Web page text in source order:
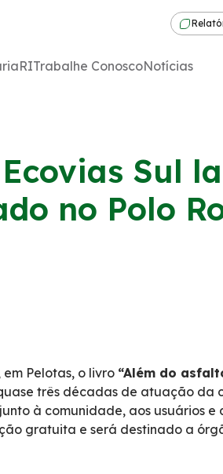
RITrabalhe ConoscoNotícias
Sul
no Polo
Pelotas, o livro “Além do
três décadas de atuação da
à comunidade, aos usuários
gratuita e será destinado a